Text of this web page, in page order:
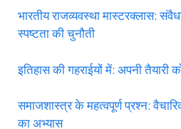
भारतीय राजव्यवस्था मास्टरक्लास:
स्पष्टता की चुनौती
इतिहास की गहराईयों में: अपनी तैयारी
समाजशास्त्र के महत्वपूर्ण प्रश्न:
का अभ्यास